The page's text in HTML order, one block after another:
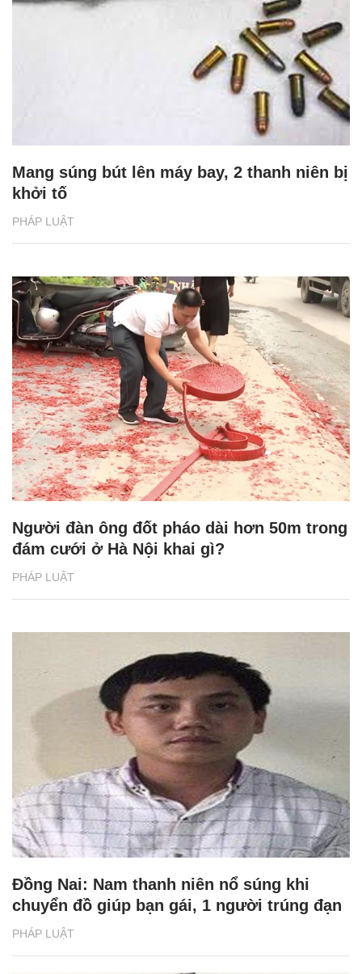
PHÁP LUẬT
Mang súng bút lên máy bay, 2 thanh niên bị
khởi tố
PHÁP LUẬT
Người đàn ông đốt pháo dài hơn 50m trong
đám cưới ở Hà Nội khai gì?
PHÁP LUẬT
Đồng Nai: Nam thanh niên nổ súng khi
chuyển đồ giúp bạn gái, 1 người trúng đạn